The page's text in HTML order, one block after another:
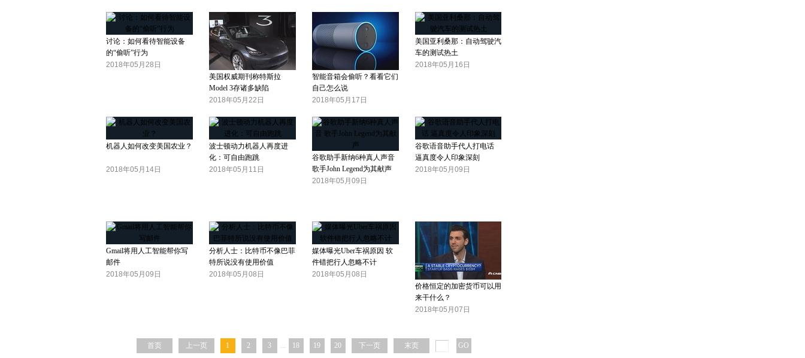
讨论：如何看待智能设备
的“偷听”行为
2018年05月28日
美国权威期刊称特斯拉
Model 3存诸多缺陷
2018年05月22日
智能音箱会偷听？看看它们
自己怎么说
2018年05月17日
美国亚利桑那：自动驾驶汽
车的测试热土
2018年05月16日
机器人如何改变美国农业？
2018年05月14日
波士顿动力机器人再度进
化：可自由跑跳
2018年05月11日
谷歌助手新纳6种真人声音
歌手John Legend为其献声
2018年05月09日
谷歌语音助手代人打电话
逼真度令人印象深刻
2018年05月09日
Gmail将用人工智能帮你写
邮件
2018年05月09日
分析人士：比特币不像巴菲
特所说没有使用价值
2018年05月08日
媒体曝光Uber车祸原因 软
件错把行人忽略不计
2018年05月08日
价格恒定的加密货币可以用
来干什么？
2018年05月07日
首页 上一页 1 2 3 ... 18 19 20 下一页 末页 GO